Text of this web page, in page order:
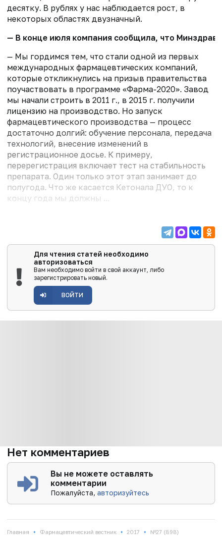
десятку. В рублях у нас наблюдается рост, в
некоторых областях двузначный.
— В конце июля компания сообщила, что Минздрав
— Мы гордимся тем, что стали одной из первых
международных фармацевтических компаний,
которые откликнулись на призыв правительства
поучаствовать в программе «Фарма-2020». Завод
мы начали строить в 2011 г., в 2015 г. получили
лицензию на производство. Но запуск
фармацевтического производства — процесс
достаточно долгий: обучение персонала, передача
технологий, внесение изменений в
регистрационное досье. К примеру,
перерегистрация включает тест на стабильность
препарата. Один только этот этап занимает до
полугода. Что же касается Кетонала ДУО, то к
концу года мы должны ...
Для чтения статей необходимо
авторизоваться
Вам необходимо войти в свой аккаунт, либо
зарегистрировать новый.
ВОЙТИ
Нет комментариев
Вы не можете оставлять
комментарии
Пожалуйста,авторизуйтесь
Главная • Фармацевтический вестник • 2017 • №27 (898)